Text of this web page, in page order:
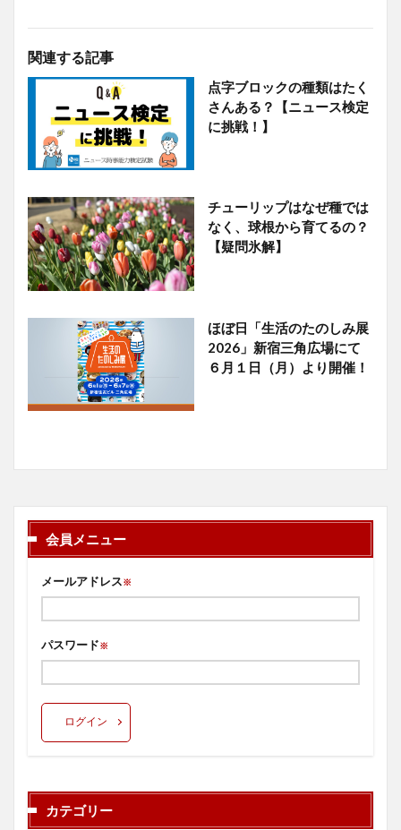
関連する記事
点字ブロックの種類はたく
さんある？【ニュース検定
に挑戦！】
チューリップはなぜ種では
なく、球根から育てるの？
【疑問氷解】
ほぼ日「生活のたのしみ展
2026」新宿三角広場にて
６月１日（月）より開催！
会員メニュー
メールアドレス※
パスワード※
ログイン
カテゴリー